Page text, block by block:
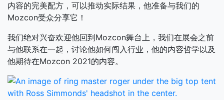
内容的完美配方，可以推动实际结果，他准备与我们的
Mozcon受众分享它！
我们绝对兴奋欢迎他回到Mozcon舞台上，我们在展会之前
与他联系在一起，讨论他如何闯入行业，他的内容哲学以及
他期待在Mozcon 2021的内容。